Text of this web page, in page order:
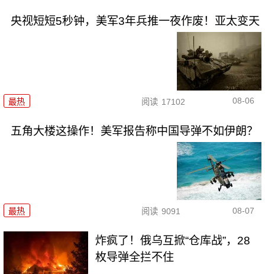
央视短短5秒钟，美军3年兵推一夜作废！亚太变天
最热 阅读 17102 08-06
五角大楼这操作！美军报告称中国导弹不如伊朗？
最热 阅读 9091 08-07
炸疯了！俄乌互掀“仓库战”，28
枚导弹全拦不住